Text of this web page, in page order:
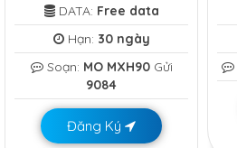
DATA: Free data
Hạn: 30 ngày
Soạn: MO MXH90Gửi
9084
Đăng Ký